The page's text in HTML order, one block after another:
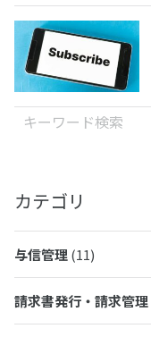
検索
カテゴリ
与信管理(11)
請求書発行・請求管理